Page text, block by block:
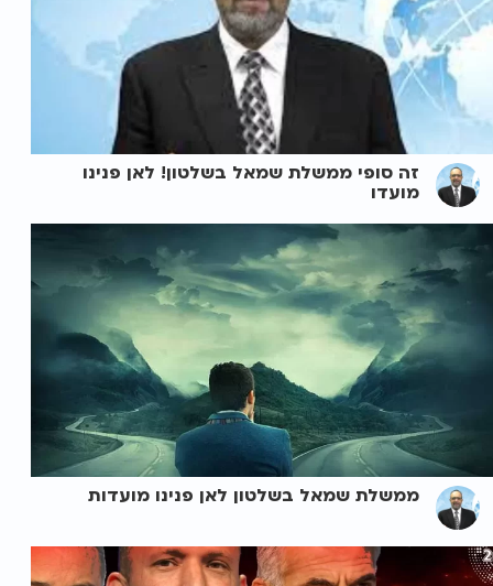
זה סופי ממשלת שמאל בשלטון! לאן פנינו
מועדו
ממשלת שמאל בשלטון לאן פנינו מועדות